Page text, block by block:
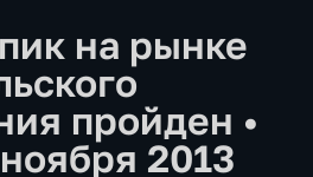
на рынке
пройден •
2013